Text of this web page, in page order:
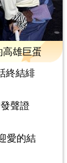
高雄巨蛋
終結緋
聲證
愛的結